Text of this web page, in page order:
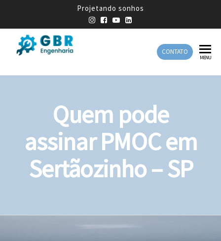
Projetando sonhos
Engenharia
Engenharia
CONTATO
MENU
Quem pode
assinar PMOC em
Sertãozinho – SP